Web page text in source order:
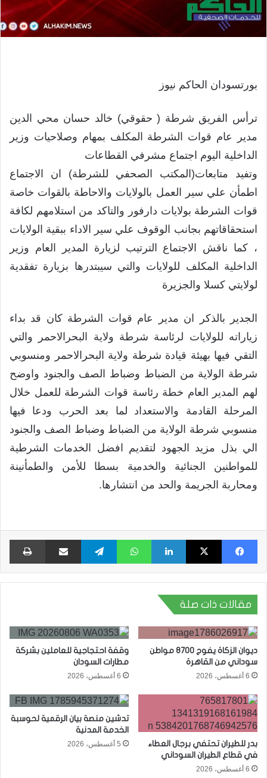
بورتسودان الحاكم نيوز
ترأس الفريق شرطة ( حقوقي) خالد حسان محي الدين
مدير عام قوات الشرطة المكلف بمهام وصلاحيات وزير
الداخلية اليوم اجتماع مشرفي القطاعات
وتفيد متابعات(المكتب الصحفي للشرطة) ان الاجتماع
اطمأن علي سير العمل بالولايات والاحاطة بالقوات خاصة
قوات الشرطة بولايات دارفور والتاكد من استلامهم لكافة
استحقاقاتهم بجانب الوقوف علي سير الاداء ببقية الولايات
، كما ناقش الاجتماع الترتيب لزيارة المدير العام وزير
الداخلية المكلف للولايات والتي سيبتدرها بزيارة تفقدية
لولايتي كسلا والجزيرة
الجدير بالذكر ان مدير عام قوات الشرطة كان قد بداء
زياراته للولايات لرئاسة شرطة ولاية البحرالاحمر والتي
التقي فيها بهيئة قيادة شرطة ولاية البحرالاحمر ومنسوبي
شرطة الولاية من الضباط وضباط الصف والجنود واوضح
لهم المدير العام خطة رئاسة قوات الشرطة للعمل خلال
المرحلة القادمة والاستعداد لما بعد الحرب ودعا فيها
منسوبي شرطة الولاية من الضباط وضباط الصف والجنود
الي بذل مزيد الجهود لتقديم افضل الخدمات الشرطية
للمواطنين الجنائية والخدمية بسطا للأمن والطمأنينة
ومحاربة الجريمة والحد من انتشارها.
فيسبوك X لينكدإن واتساب تيلقرام مشاركة عبر البريد
مقالات ذات صلة
ديوان الزكاة يفوج 8700 مواطن
سوداني من القاهرة
6 أغسطس، 2026
وقفة احتجاجية للعاملين بشركة
مطارات السودان
6 أغسطس، 2026
بدر للطيران تحتفي برجال العطاء
في قطاع الطيران السوداني
6 أغسطس، 2026
تدشين منصة بيان الرقمية لحوسبة
الخدمة المدنية
5 أغسطس، 2026